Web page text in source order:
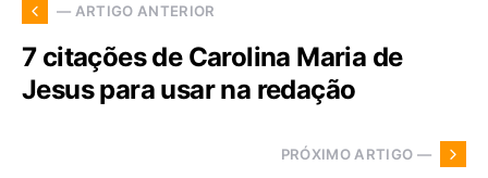
— ARTIGO ANTERIOR
7 citações de Carolina Maria de
Jesus para usar na redação
PRÓXIMO ARTIGO —